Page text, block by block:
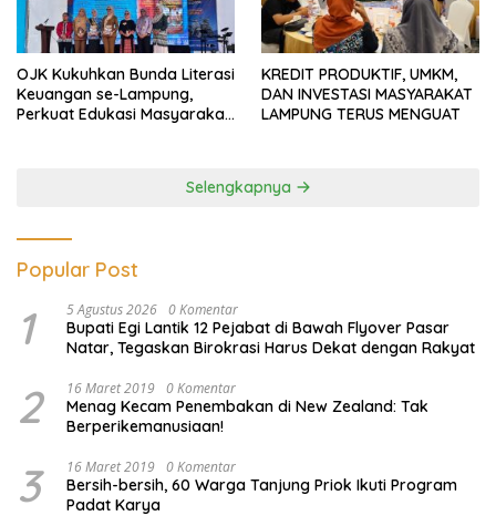
OJK Kukuhkan Bunda Literasi
Keuangan se-Lampung,
Perkuat Edukasi Masyarakat
KREDIT PRODUKTIF, UMKM,
DAN INVESTASI MASYARAKAT
LAMPUNG TERUS MENGUAT
Selengkapnya
Popular Post
1 5 Agustus 2026 0 Komentar
Bupati Egi Lantik 12 Pejabat di Bawah Flyover Pasar
Natar, Tegaskan Birokrasi Harus Dekat dengan Rakyat
2 16 Maret 2019 0 Komentar
Menag Kecam Penembakan di New Zealand: Tak
Berperikemanusiaan!
3 16 Maret 2019 0 Komentar
Bersih-bersih, 60 Warga Tanjung Priok Ikuti Program
Padat Karya